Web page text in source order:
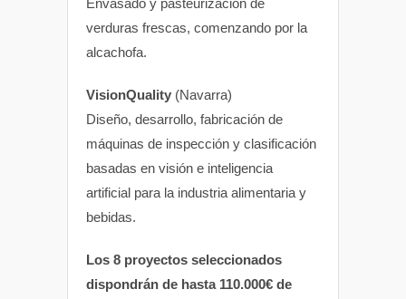
Envasado y pasteurización de
verduras frescas, comenzando por la
alcachofa.
VisionQuality (Navarra)
Diseño, desarrollo, fabricación de
máquinas de inspección y clasificación
basadas en visión e inteligencia
artificial para la industria alimentaria y
bebidas.
Los 8 proyectos seleccionados
dispondrán de hasta 110.000€ de